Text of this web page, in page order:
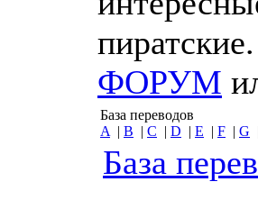
ФОРУМ
База переводов
A | B | C | D | E | F | G |
База